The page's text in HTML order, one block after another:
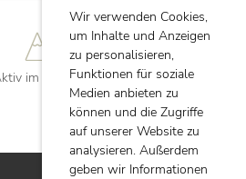
im Sommer Sommer Card
familiäre Pension in Fiss
Wir verwenden Cookies,
um Inhalte und Anzeigen
zu personalisieren,
Funktionen für soziale
Medien anbieten zu
können und die Zugriffe
auf unserer Website zu
analysieren. Außerdem
geben wir Informationen